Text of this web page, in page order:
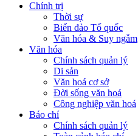
Chính trị
Thời sự
Biển đảo Tổ quốc
Văn hóa & Suy ngẫm
Văn hóa
Chính sách quản lý
Di sản
Văn hoá cơ sở
Đời sống văn hoá
Công nghiệp văn hoá
Báo chí
Chính sách quản lý